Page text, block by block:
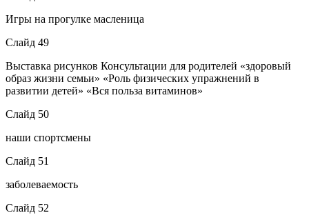
Игры на прогулке масленица
Слайд 49
Выставка рисунков Консультации для родителей «здоровый
образ жизни семьи» «Роль физических упражнений в
развитии детей» «Вся польза витаминов»
Слайд 50
наши спортсмены
Слайд 51
заболеваемость
Слайд 52